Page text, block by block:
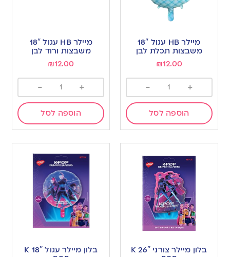
מיילר HB עגול 18″
משבצות תכלת לבן
₪12.00
+
-
הוספה לסל
מיילר HB עגול 18″
משבצות ורוד לבן
₪12.00
+
-
הוספה לסל
בלון מיילר צורני 26″ K
בלון מיילר עגול 18″ K